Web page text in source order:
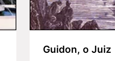
Guidon, o Juiz